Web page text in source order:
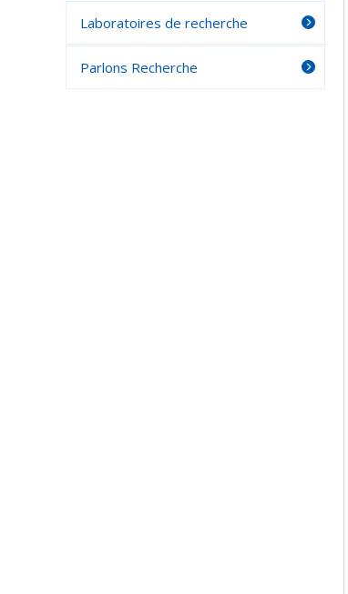
Laboratoires de recherche
Parlons Recherche